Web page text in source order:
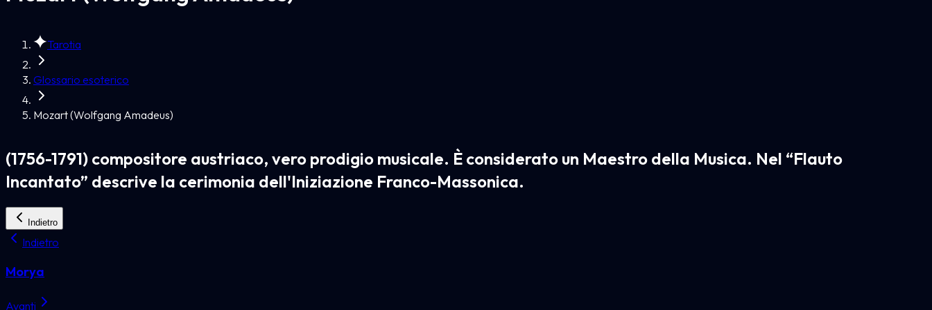
Tarotia
Glossario esoterico
Mozart (Wolfgang Amadeus)
(1756-1791) compositore austriaco, vero prodigio musicale. È considerato un Maestro della Musica. Nel “Flauto
Incantato” descrive la cerimonia dell'Iniziazione Franco-Massonica.
Indietro
Indietro
Morya
Avanti